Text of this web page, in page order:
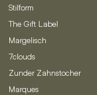
Stilform
The Gift Label
Margelisch
7clouds
Zunder Zahnstocher
Marques